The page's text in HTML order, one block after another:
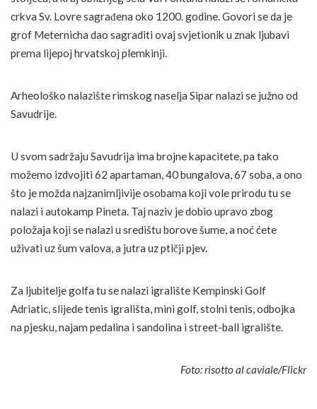
crkva Sv. Lovre sagrađena oko 1200. godine. Govori se da je
grof Meternicha dao sagraditi ovaj svjetionik u znak ljubavi
prema lijepoj hrvatskoj plemkinji.
Arheološko nalazište rimskog naselja Sipar nalazi se južno od
Savudrije.
U svom sadržaju Savudrija ima brojne kapacitete, pa tako
možemo izdvojiti 62 apartaman, 40 bungalova, 67 soba, a ono
što je možda najzanimljivije osobama koji vole prirodu tu se
nalazi i autokamp Pineta. Taj naziv je dobio upravo zbog
položaja koji se nalazi u središtu borove šume, a noć ćete
uživati uz šum valova, a jutra uz ptičji pjev.
Za ljubitelje golfa tu se nalazi igralište Kempinski Golf
Adriatic, slijede tenis igrališta, mini golf, stolni tenis, odbojka
na pjesku, najam pedalina i sandolina i street-ball igralište.
Foto: risotto al caviale/Flickr